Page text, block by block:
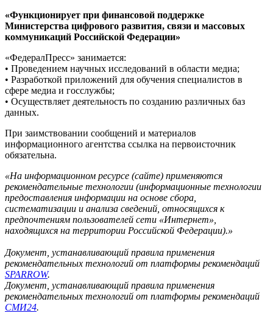
«Функционирует при финансовой поддержке
Министерства цифрового развития, связи и массовых
коммуникаций Российской Федерации»
«ФедералПресс» занимается:
• Проведением научных исследований в области медиа;
• Разработкой приложений для обучения специалистов в
сфере медиа и госслужбы;
• Осуществляет деятельность по созданию различных баз
данных.
При заимствовании сообщений и материалов
информационного агентства ссылка на первоисточник
обязательна.
«На информационном ресурсе (сайте) применяются
рекомендательные технологии (информационные технологии
предоставления информации на основе сбора,
систематизации и анализа сведений, относящихся к
предпочтениям пользователей сети «Интернет»,
находящихся на территории Российской Федерации).»
Документ, устанавливающий правила применения
рекомендательных технологий от платформы рекомендаций
SPARROW.
Документ, устанавливающий правила применения
рекомендательных технологий от платформы рекомендаций
СМИ24.